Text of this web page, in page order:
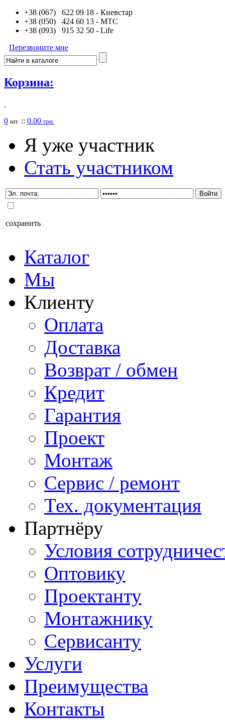
+38 (067) 622 09 18 - Киевстар
+38 (050) 424 60 13 - MTC
+38 (093) 915 32 50 - Life
Перезвоните мне
Корзина:
0 шт. :: 0.00 грн.
Я уже участник
Стать участником
сохранить
Каталог
Мы
Клиенту
Оплата
Доставка
Возврат / обмен
Кредит
Гарантия
Проект
Монтаж
Сервис / ремонт
Тех. документация
Партнёру
Условия
Оптовику
Проектанту
Монтажнику
Сервисанту
Услуги
Преимущества
Контакты